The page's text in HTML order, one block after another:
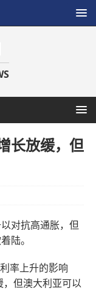
长放缓，但
对抗高通胀，但
陆。
率上升的影响
但澳大利亚可以